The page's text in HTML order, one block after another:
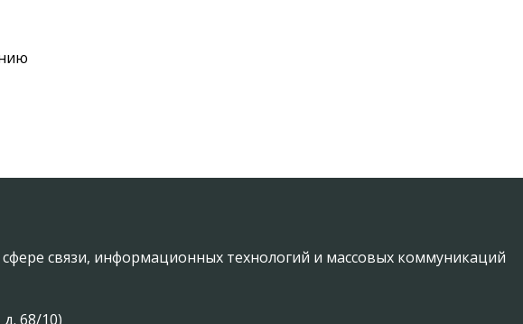
связи, информационных технологий и массовых коммуникаций
68/10)